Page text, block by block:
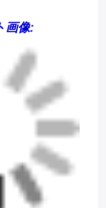
画像: